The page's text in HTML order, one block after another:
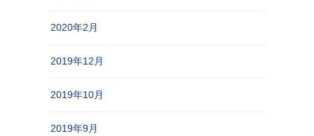
2020年2月
2019年12月
2019年10月
2019年9月